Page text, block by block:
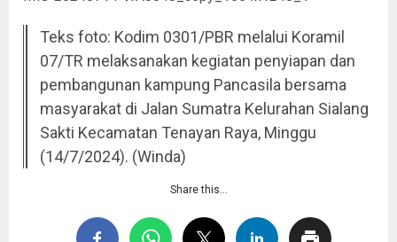
Teks foto: Kodim 0301/PBR melalui Koramil
07/TR melaksanakan kegiatan penyiapan dan
pembangunan kampung Pancasila bersama
masyarakat di Jalan Sumatra Kelurahan Sialang
Sakti Kecamatan Tenayan Raya, Minggu
(14/7/2024). (Winda)
Share this…